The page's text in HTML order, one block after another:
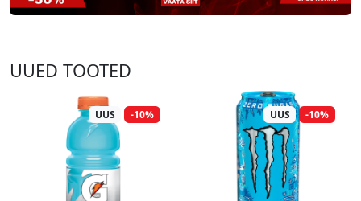
UUED TOOTED
UUS -10% UUS -10%